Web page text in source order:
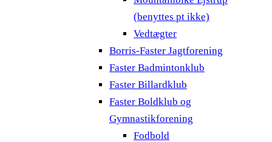
(benyttes pt ikke)
Vedtægter
Borris-Faster Jagtforening
Faster Badmintonklub
Faster Billardklub
Faster Boldklub og
Gymnastikforening
Fodbold